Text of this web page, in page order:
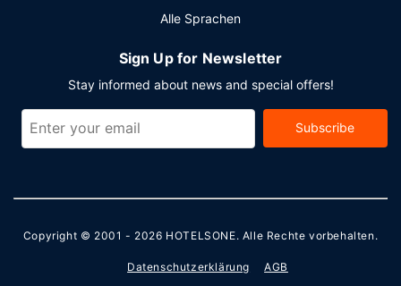
Alle Sprachen
Sign Up for Newsletter
Stay informed about news and special offers!
Subscribe
Copyright © 2001 - 2026 HOTELSONE. Alle Rechte vorbehalten.
Datenschutzerklärung AGB